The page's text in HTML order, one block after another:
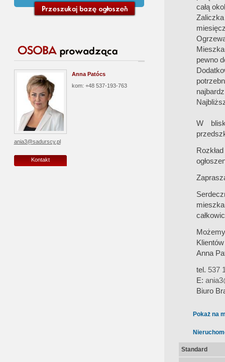
Anna Patócs
kom: +48 537-193-763
ania3@sadurscy.pl
Kontakt
całą
pewno
W
Anna
tel. 537
E:
Biuro
Pokaż na
Standard